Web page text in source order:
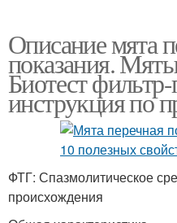
Описание мята
показания.
Биотест
инструкция по
ФТГ: Спазмолитическое
происхождения